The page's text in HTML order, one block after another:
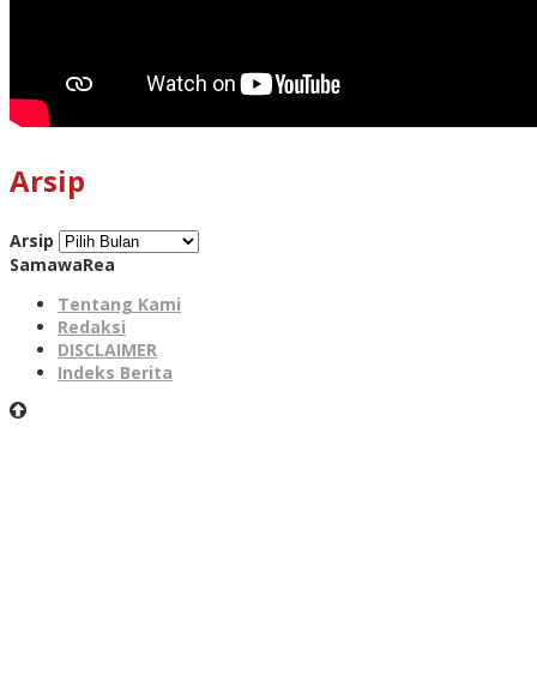
Arsip
Arsip
SamawaRea
Tentang Kami
Redaksi
DISCLAIMER
Indeks Berita